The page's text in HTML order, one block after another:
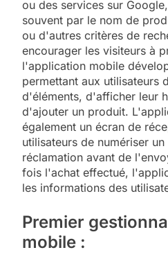
ou des services sur
souvent par le nom de
ou d'autres critères de
encourager les visiteurs à
l'application mobile
permettant aux utilisateurs
d'éléments, d'afficher leur
d'ajouter un produit.
également un écran de
utilisateurs de numériser
réclamation avant de
fois l'achat effectué,
les informations des
Premier
mobile :